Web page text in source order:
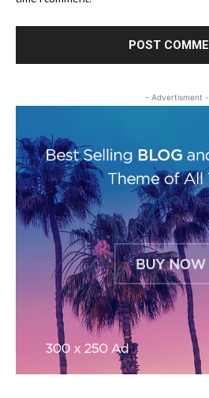
- Advertisment -